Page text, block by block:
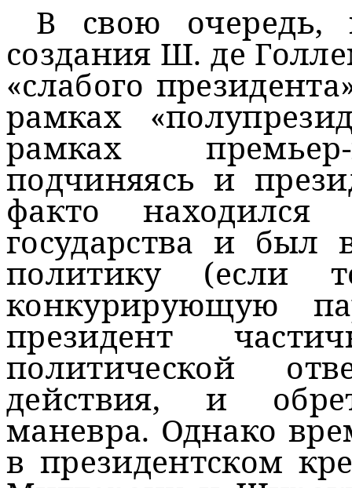
В свою
создания Ш. де
«слабого
рамках
рамках
подчиняясь и
факто
государства и был
политику (если
конкурирующую
президент
политической
действия, и
маневра. Однако
в президентском